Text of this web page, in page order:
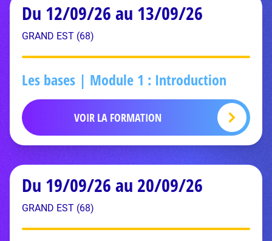
Du 12/09/26 au 13/09/26
GRAND EST (68)
Les bases | Module 1 : Introduction
VOIR LA FORMATION
Du 19/09/26 au 20/09/26
GRAND EST (68)